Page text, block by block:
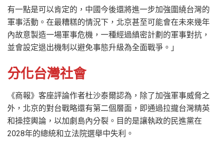
有一點是可以肯定的，中國今後還將進一步加強圍繞台灣的
軍事活動。在最糟糕的情況下，北京甚至可能會在未來幾年
內故意製造一場軍事危機，一種經過縝密計劃的軍事對抗，
並會設定退出機制以避免事態升級為全面戰爭。」
分化台灣社會
《商報》客座評論作者杜沙泰爾認為，除了加強軍事威脅之
外，北京的對台戰略還有第二個層面，即通過拉攏台灣精英
和操控輿論，以加劇島內分裂。目的是讓執政的民進黨在
2028年的總統和立法院選舉中失利。